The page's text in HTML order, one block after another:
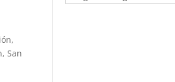
San